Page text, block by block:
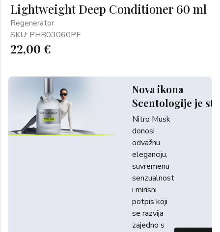
Lightweight Deep Conditioner 60 ml
Regenerator
SKU: PHB03060PF
22,00 €
Nova ikona
Scentologije je
Nitro Musk
donosi
odvažnu
eleganciju,
suvremenu
senzualnost
i mirisni
potpis koji
se razvija
zajedno s